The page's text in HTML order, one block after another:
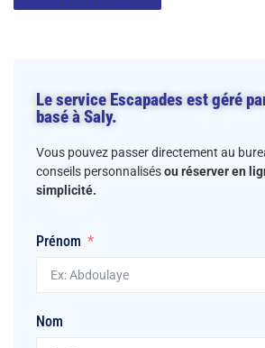
Le service Escapades est géré
basé à Saly.
Vous pouvez passer directement au
conseils personnalisésou réserver en
simplicité.
Prénom
Nom